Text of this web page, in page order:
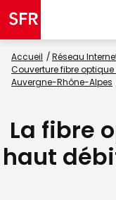
Accueil
Réseau
Couverture fibre
Auvergne-Rhône-Alpes
La fibre
haut